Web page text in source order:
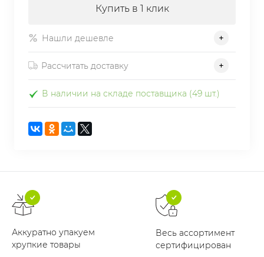
Купить в 1 клик
Нашли дешевле
Рассчитать доставку
В наличии на складе поставщика (49 шт.)
Аккуратно упакуем
хрупкие товары
Весь ассортимент
сертифицирован